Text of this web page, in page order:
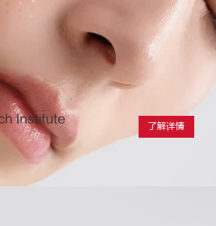
Institute
了解详情